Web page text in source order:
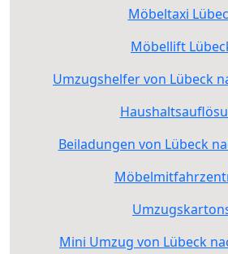
Möbeltaxi
Möbellift
Umzugshelfer von Lübeck
Beiladungen von Lübeck
Mini Umzug von Lübeck